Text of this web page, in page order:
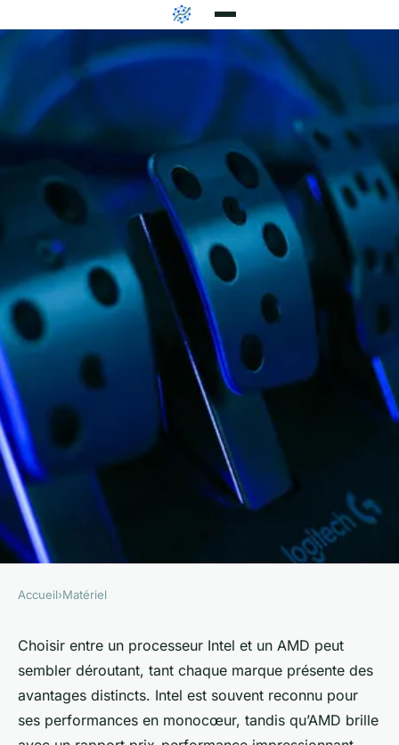
Comparaison entre
processeurs Intel et AMD
Soline•9 octobre 2024• 9 min de lecture
Accueil›Matériel
Choisir entre un processeur Intel et un AMD peut
sembler déroutant, tant chaque marque présente des
avantages distincts. Intel est souvent reconnu pour
ses performances en monocœur, tandis qu’AMD brille